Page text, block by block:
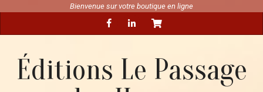
content
Bienvenue sur votre boutique en ligne
Navigation
Éditions Le Passage